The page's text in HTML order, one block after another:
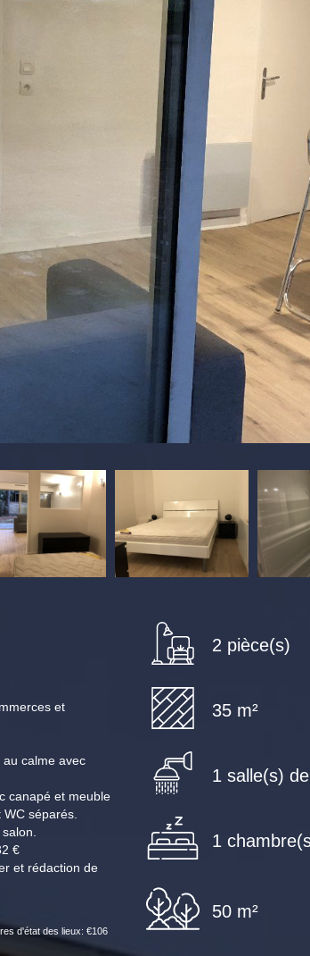
et
calme avec
canapé et meuble
séparés.
€
et rédaction de
d'état des lieux: €106
2 pièce(s)
35 m²
1 salle(s)
1
50 m²